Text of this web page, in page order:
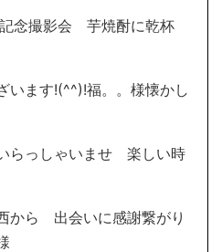
念撮影会 芋焼酎に乾杯
います!(^^)!福。。様懐かし
らっしゃいませ 楽しい時
から 出会いに感謝繋がり